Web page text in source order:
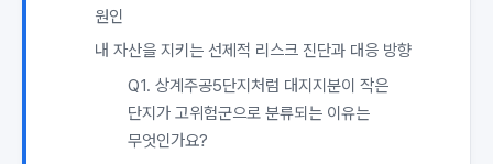
원인
내 자산을 지키는 선제적 리스크 진단과 대응 방향
Q1. 상계주공5단지처럼 대지지분이 작은
단지가 고위험군으로 분류되는 이유는
무엇인가요?